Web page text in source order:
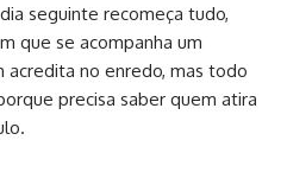
seguinte recomeça tudo,
que se acompanha um
acredita no enredo, mas todo
precisa saber quem atira